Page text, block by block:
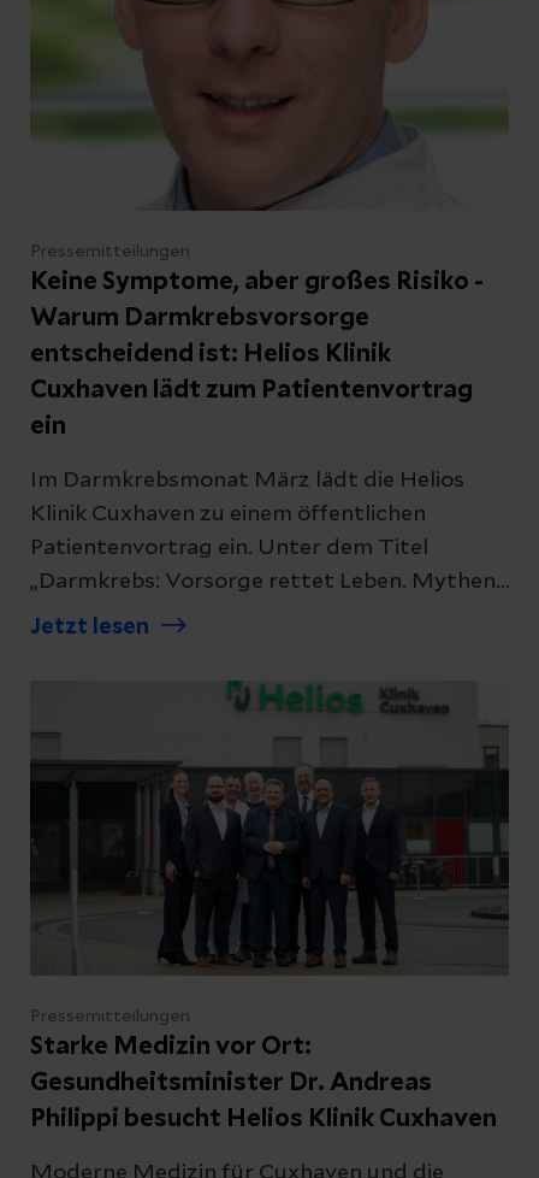
Zum Internationalen Tag der Pflege am 12.
Mai hat die Helios Klinik Cuxhaven deshalb
bewusst ein Zeichen der Wertschätzung
gesetzt.
Pressemitteilungen
Keine Symptome, aber großes Risiko -
Warum Darmkrebsvorsorge
entscheidend ist: Helios Klinik
Cuxhaven lädt zum Patientenvortrag
ein
Im Darmkrebsmonat März lädt die Helios
Klinik Cuxhaven zu einem öffentlichen
Patientenvortrag ein. Unter dem Titel
„Darmkrebs: Vorsorge rettet Leben. Mythen,
Risiken und moderne
Benjamin Frick, Chefarzt der
Gastroenterologie, am Donnerstag, 12. März
Klinik über aktuelle Erkenntnisse zur
Prävention, Diagnostik und Therapie.
Jetzt lesen
Pressemitteilungen
Starke Medizin vor Ort:
Gesundheitsminister Dr. Andreas
Philippi besucht Helios Klinik Cuxhaven
Moderne Medizin für Cuxhaven und die